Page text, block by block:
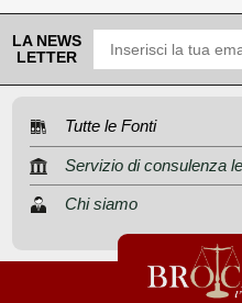
LA NEWS
LETTER
Tutte le Fonti
Servizio di consulenza
Chi siamo